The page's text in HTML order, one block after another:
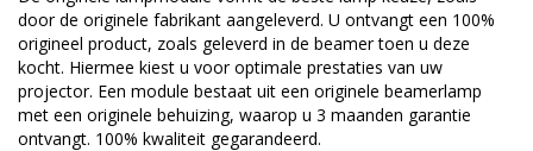
door de originele fabrikant aangeleverd. U ontvangt een 100%
origineel product, zoals geleverd in de beamer toen u deze
kocht. Hiermee kiest u voor optimale prestaties van uw
projector. Een module bestaat uit een originele beamerlamp
met een originele behuizing, waarop u 3 maanden garantie
ontvangt. 100% kwaliteit gegarandeerd.